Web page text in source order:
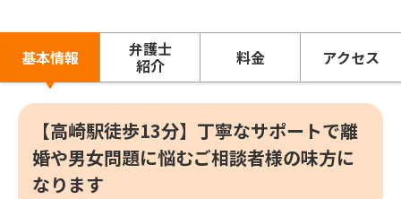
基本情報 弁護士
紹介 料金 アクセス
【高崎駅徒歩13分】丁寧なサポートで離
婚や男女問題に悩むご相談者様の味方に
なります